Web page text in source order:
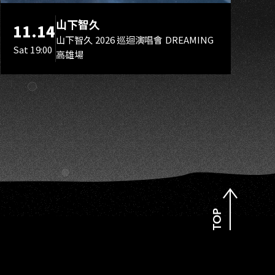
11.14
Sat 19:00
山下智久
山下智久 2026 巡迴演唱會 DREAMING
高雄場
TOP